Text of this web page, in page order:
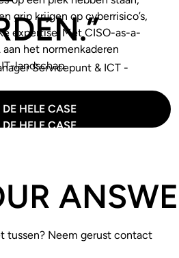
Servicepunt & ICT -
grip krijgen op cyberrisico’s,
expertise. Met CISO-as-a-
het normenkaderen
landschap.
DE HELE CASE
DE HELE CASE
tussen? Neem gerust contact